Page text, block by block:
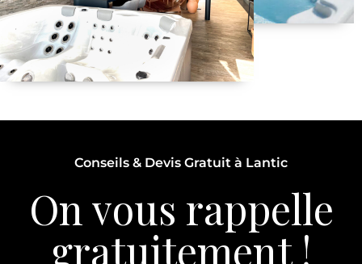
Conseils & Devis Gratuit à Lantic
On vous rappelle
gratuitement !